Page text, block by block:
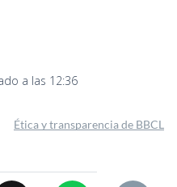
a las 12:36
Ética y transparencia de BBCL